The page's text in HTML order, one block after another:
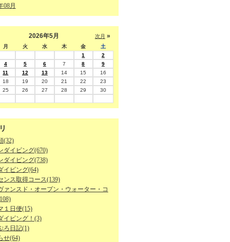
08月
次月 »
2026年5月
月 火 水 木 金
土
1
2
4 5 6 7 8
9
11 12 13 14 15
16
18 19 20 21 22
23
25 26 27 28 29
30
(32)
ダイビング(670)
ダイビング(738)
イビング(64)
ンス取得コース(139)
ァンスド・オープン・ウォーター・コ
１日便(15)
イビング！(3)
ろ日記(1)
せ(64)